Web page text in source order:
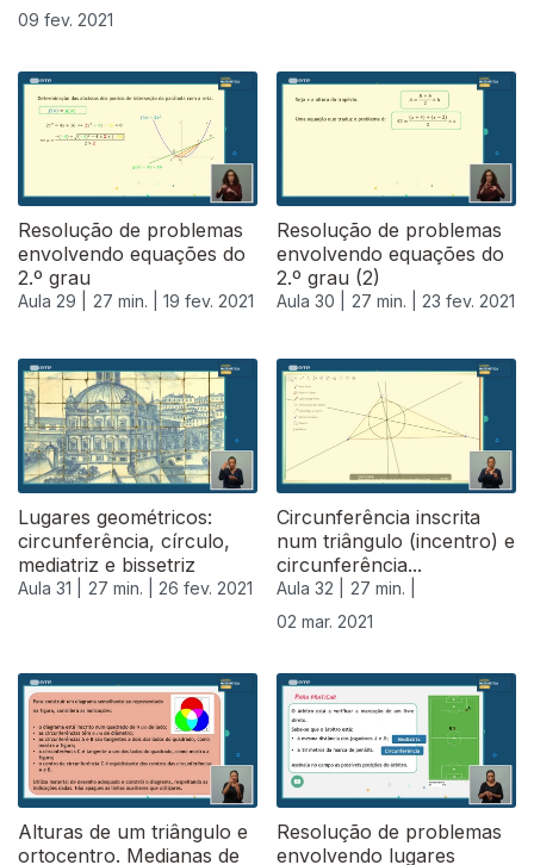
09 fev. 2021
Resolução de problemas
envolvendo equações do
2.º grau
Aula 29 | 27 min. | 19 fev. 2021
Resolução de problemas
envolvendo equações do
2.º grau (2)
Aula 30 | 27 min. | 23 fev. 2021
Lugares geométricos:
circunferência, círculo,
mediatriz e bissetriz
Aula 31 | 27 min. | 26 fev. 2021
Circunferência inscrita
num triângulo (incentro) e
circunferência...
Aula 32 |
27 min. |
02 mar. 2021
Alturas de um triângulo e
ortocentro. Medianas de
Resolução de problemas
envolvendo lugares